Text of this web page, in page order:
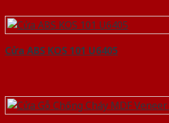
Cửa ABS KOS 101 U6405